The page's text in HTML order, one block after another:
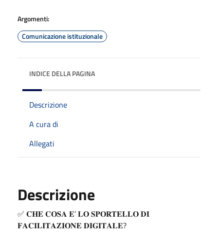
Argomenti:
Comunicazione istituzionale
INDICE DELLA PAGINA
Descrizione
A cura di
Allegati
Descrizione
✅️ 𝐂𝐇𝐄 𝐂𝐎𝐒𝐀 𝐄’ 𝐋𝐎 𝐒𝐏𝐎𝐑𝐓𝐄𝐋𝐋𝐎 𝐃𝐈
𝐅𝐀𝐂𝐈𝐋𝐈𝐓𝐀𝐙𝐈𝐎𝐍𝐄 𝐃𝐈𝐆𝐈𝐓𝐀𝐋𝐄?